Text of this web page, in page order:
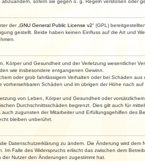
sofern sie gegen o. g. Regeln verstoßen oder
der „ GNU General Public License v2“ (GPL)
gestellt. Beide haben keinen Einfluss auf die Art und
Körper und Gesundheit und der Verletzung wesentlicher
wie insbesondere entgangenen Gewinn.
oder grob fahrlässigem Verhalten oder bei Schäden
vorhersehbaren Schäden und im übrigen der Höhe nach
von Leben, Körper und Gesundheit oder
Durchschnittsschäden begrenzt. Dies gilt auch für
zugunsten der Mitarbeiter und Erfüllungsgehilfen des
bleiben unberührt.
Datenschutzerklärung zu ändern. Die Änderung wird dem
Falle des Widerspruchs erlischt das zwischen dem
Nutzer den Änderungen zugestimmt hat.